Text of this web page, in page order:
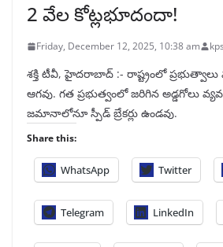
2 వేల కోట్లభూదందా!
Friday, December 12, 2025, 10:38 am
శక్తి టీవీ, హైదరాబాద్‌ :- రాష్ట్రంలో
ఆగవు. గత ప్రభుత్వంలో జరిగిన అడ్డగోలు
జమానాలోనూ స్పీడ్‌ బ్రేకర్లు ఉండవు.
Share this:
WhatsApp Twitter
Telegram LinkedIn